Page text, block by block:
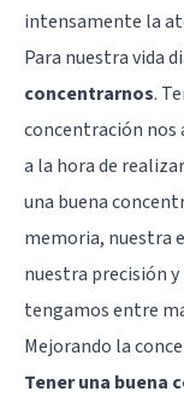
intensamente la
Para nuestra vida
concentrarnos.
concentración nos
a la hora de
una buena
memoria, nuestra
nuestra precisión
tengamos entre
Mejorando la
Tener una buena